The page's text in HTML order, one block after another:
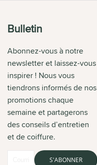
Bulletin
Abonnez-vous à notre
newsletter et laissez-vous
inspirer ! Nous vous
tiendrons informés de nos
promotions chaque
semaine et partagerons
des conseils d’entretien
et de coiffure.
S'ABONNER